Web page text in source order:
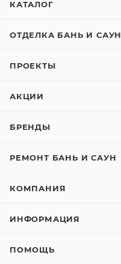
КАТАЛОГ
ОТДЕЛКА БАНЬ И САУН
ПРОЕКТЫ
АКЦИИ
БРЕНДЫ
РЕМОНТ БАНЬ И САУН
КОМПАНИЯ
ИНФОРМАЦИЯ
ПОМОЩЬ